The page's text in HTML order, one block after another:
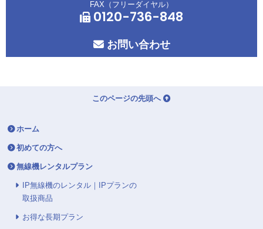
FAX（フリーダイヤル）
0120-736-848
お問い合わせ
このページの先頭へ
ホーム
初めての方へ
無線機レンタルプラン
IP無線機のレンタル｜IPプランの
取扱商品
お得な長期プラン